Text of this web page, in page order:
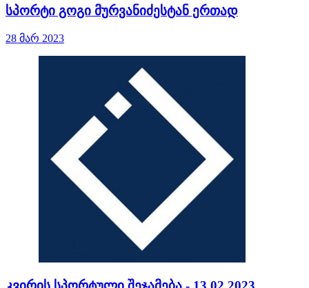
სპორტი გოგი მურვანიძესტან ერთად
28 მარ 2023